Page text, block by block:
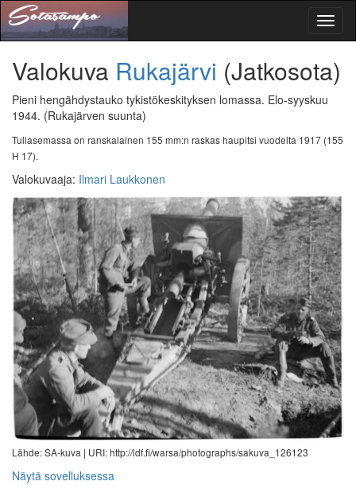
Valokuva Rukajärvi (Jatkosota)
Pieni hengähdystauko tykistökeskityksen lomassa. Elo-syyskuu
1944. (Rukajärven suunta)
Tuliasemassa on ranskalainen 155 mm:n raskas haupitsi vuodelta 1917 (155
H 17).
Valokuvaaja: Ilmari Laukkonen
Lähde: SA-kuva | URI: http://ldf.fi/warsa/photographs/sakuva_126123
Näytä sovelluksessa